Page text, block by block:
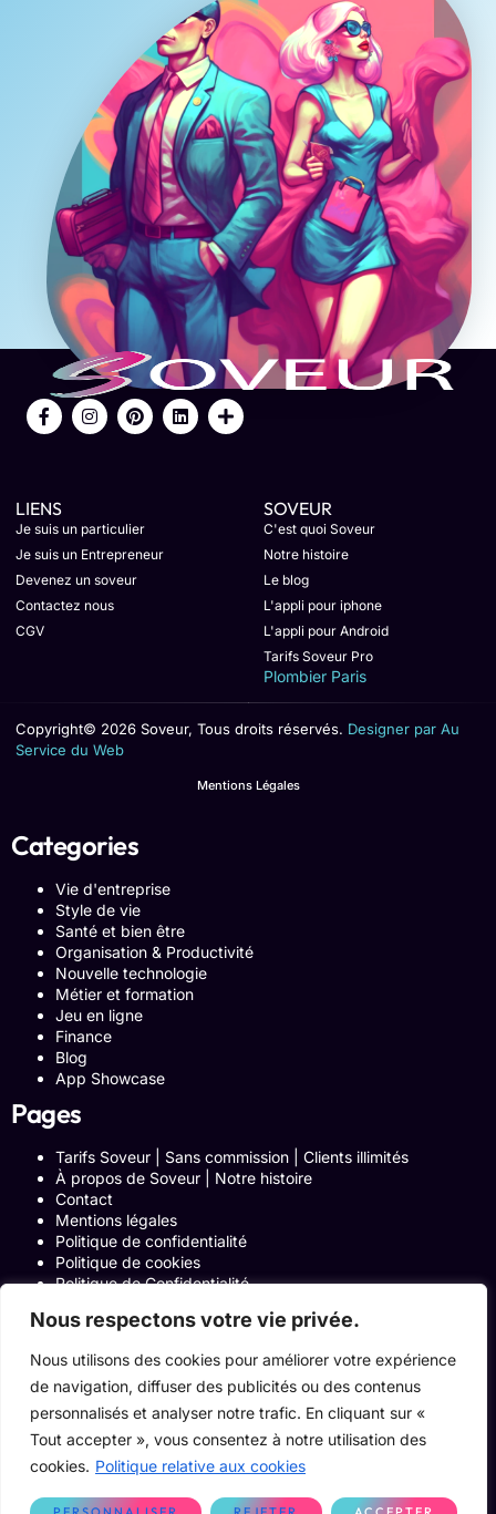
Nous respectons votre vie privée.
Nous utilisons des cookies pour améliorer votre expérience
de navigation, diffuser des publicités ou des contenus
personnalisés et analyser notre trafic. En cliquant sur «
Tout accepter », vous consentez à notre utilisation des
cookies. Politique relative aux cookies
LIENS
Je suis un particulier
Je suis un Entrepreneur
Devenez un soveur
Contactez nous
CGV
SOVEUR
C'est quoi Soveur
Notre histoire
Le blog
L'appli pour iphone
L'appli pour Android
Tarifs Soveur Pro
Plombier Paris
Copyright© 2026 Soveur, Tous droits réservés. Designer par Au
Service du Web
Mentions Légales
Categories
Vie d'entreprise
Style de vie
Santé et bien être
Organisation & Productivité
Nouvelle technologie
Métier et formation
Jeu en ligne
Finance
Blog
App Showcase
Pages
Tarifs Soveur | Sans commission | Clients illimités
À propos de Soveur | Notre histoire
Contact
Mentions légales
Politique de confidentialité
Politique de cookies
Politique de Confidentialité
Blog
Programme Affiliation
Conditions générales d’utilisation
ACCUEIL
Onglets Zone Affilié
Le Blog
Devenir pro